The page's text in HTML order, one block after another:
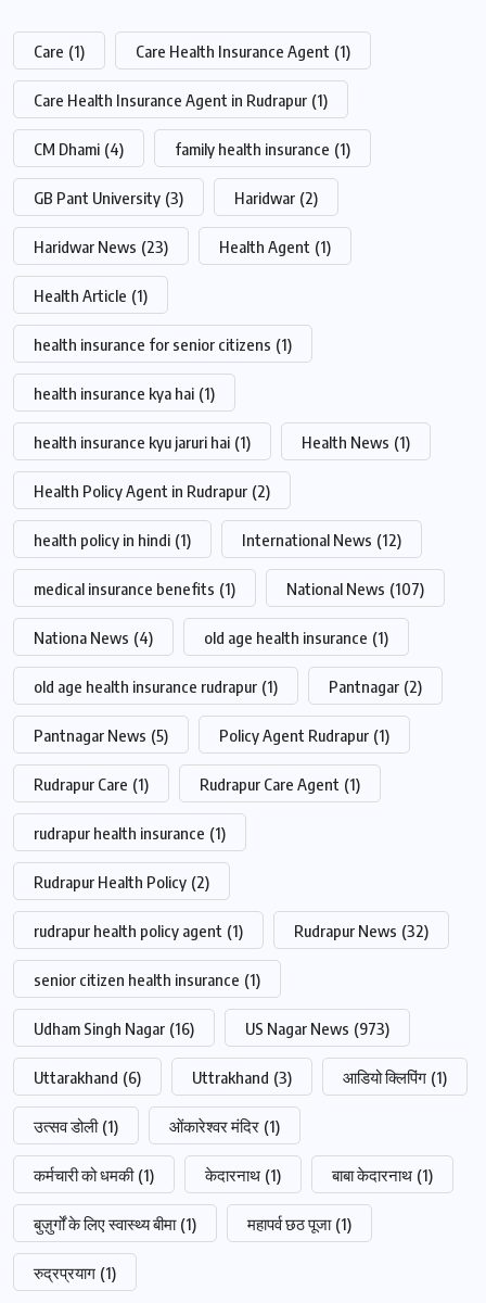
Care (1) Care Health Insurance Agent (1)
Care Health Insurance Agent in Rudrapur (1)
CM Dhami (4) family health insurance (1)
GB Pant University (3) Haridwar (2)
Haridwar News (23) Health Agent (1)
Health Article (1)
health insurance for senior citizens (1)
health insurance kya hai (1)
health insurance kyu jaruri hai (1) Health News (1)
Health Policy Agent in Rudrapur (2)
health policy in hindi (1) International News (12)
medical insurance benefits (1) National News (107)
Nationa News (4) old age health insurance (1)
old age health insurance rudrapur (1) Pantnagar (2)
Pantnagar News (5) Policy Agent Rudrapur (1)
Rudrapur Care (1) Rudrapur Care Agent (1)
rudrapur health insurance (1)
Rudrapur Health Policy (2)
rudrapur health policy agent (1) Rudrapur News (32)
senior citizen health insurance (1)
Udham Singh Nagar (16) US Nagar News (973)
Uttarakhand (6) Uttrakhand (3) आडियो क्लिपिंग (1)
उत्सव डोली (1) ओंकारेश्वर मंदिर (1)
कर्मचारी को धमकी (1) केदारनाथ (1) बाबा केदारनाथ (1)
बुज़ुर्गों के लिए स्वास्थ्य बीमा (1) महापर्व छठ पूजा (1)
रुद्रप्रयाग (1)